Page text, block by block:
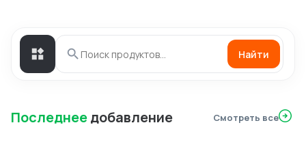
Найти
Последнеедобавление Смотреть все